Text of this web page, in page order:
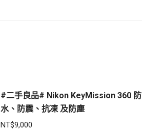
#二手良品# Nikon KeyMission 360 防
水、防震、抗凍 及防塵
NT$9,000